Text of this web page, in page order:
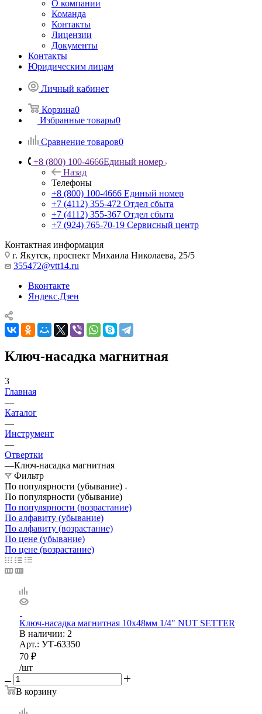
О компании
Команда
Контакты
Лицензии
Документы
Контакты
Юридическим лицам
Личный кабинет
Корзина0
Избранные товары0
Сравнение товаров0
+8 (800) 100-4666Единый номер
Назад
Телефоны
+8 (800) 100-4666 Единый номер
+7 (4112) 355-472 Отдел сбыта
+7 (4112) 355-367 Отдел сбыта
+7 (924) 765-70-19 Сервисный центр
Контактная информация
г. Якутск, проспект Михаила Николаева, 25/5
355472@vtt14.ru
Вконтакте
Яндекс.Дзен
Ключ-насадка магнитная
3
Главная
—
Каталог
—
Инструмент
—
Отвертки
—Ключ-насадка магнитная
Фильтр
По популярности (убывание)
По популярности (убывание)
По популярности (возрастание)
По алфавиту (убывание)
По алфавиту (возрастание)
По цене (убывание)
По цене (возрастание)
Ключ-насадка магнитная 10х48мм 1/4" NUT SETTER
В наличии: 2
Арт.: УТ-63350
70 ₽
/шт
В корзину